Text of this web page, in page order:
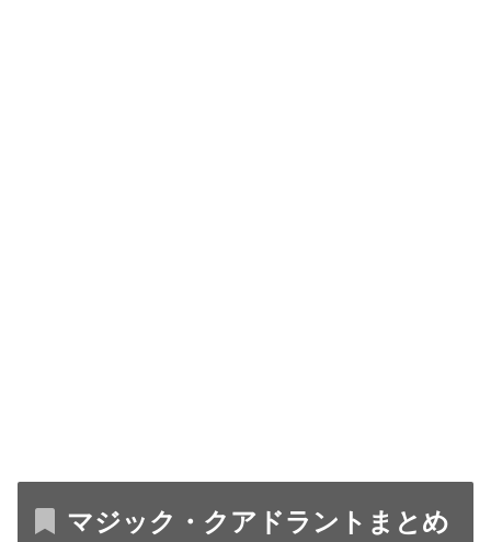
マジック・クアドラントまとめ